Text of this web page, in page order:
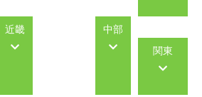
関東
中部
近畿